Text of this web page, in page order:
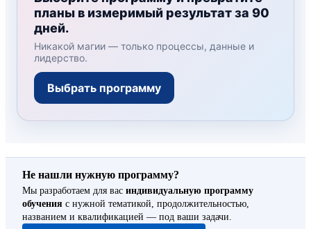
планы в измеримый результат за 90
дней.
Никакой магии — только процессы, данные и
лидерство.
Выбрать программу
Не нашли нужную программу?
Мы разработаем для вас индивидуальную программу
обучения с нужной тематикой, продолжительностью,
названием и квалификацией — под ваши задачи.